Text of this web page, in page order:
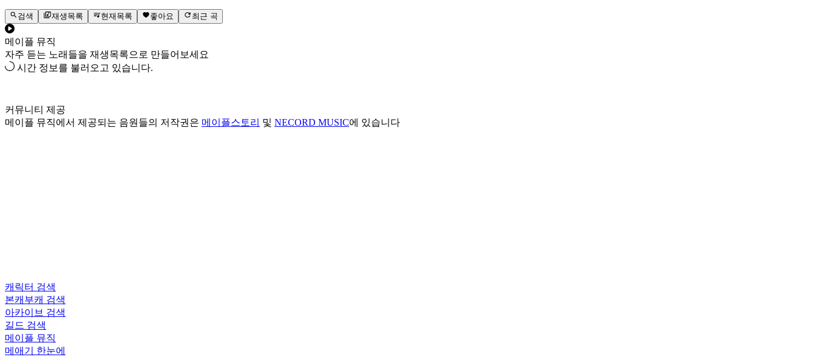
검색 재생목록 현재목록 좋아요 최근 곡
메이플 뮤직
자주 듣는 노래들을 재생목록으로 만들어보세요
시간 정보를 불러오고 있습니다.
커뮤니티 제공
메이플 뮤직에서 제공되는 음원들의 저작권은 메이플스토리 및 NECORD MUSIC에 있습니다
캐릭터 검색
본캐부캐 검색
아카이브 검색
길드 검색
메이플 뮤직
메애기 한눈에